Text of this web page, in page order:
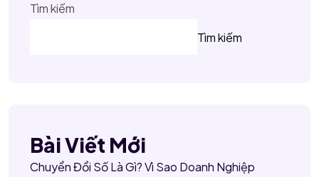
Tìm kiếm
Tìm kiếm
Bài Viết Mới
Chuyển Đổi Số Là Gì? Vì Sao Doanh Nghiệp